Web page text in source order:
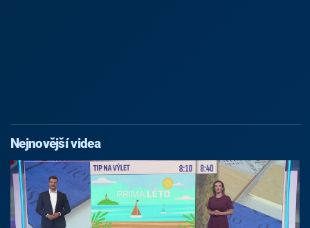
Nejnovější videa